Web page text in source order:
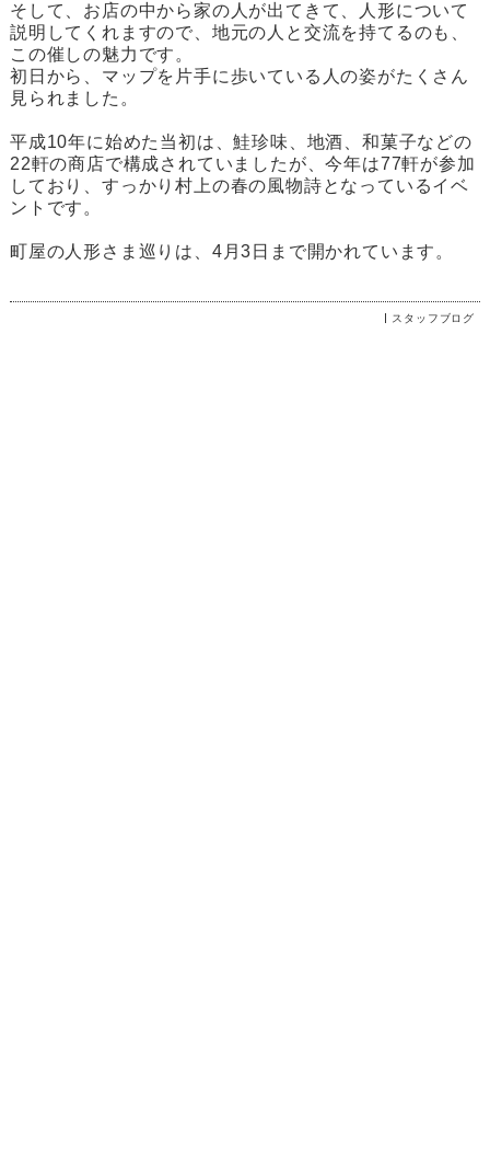
そして、お店の中から家の人が出てきて、人形について
説明してくれますので、地元の人と交流を持てるのも、
この催しの魅力です。
初日から、マップを片手に歩いている人の姿がたくさん
見られました。
平成10年に始めた当初は、鮭珍味、地酒、和菓子などの
22軒の商店で構成されていましたが、今年は77軒が参加
しており、すっかり村上の春の風物詩となっているイベ
ントです。
町屋の人形さま巡りは、4月3日まで開かれています。
スタッフブログ